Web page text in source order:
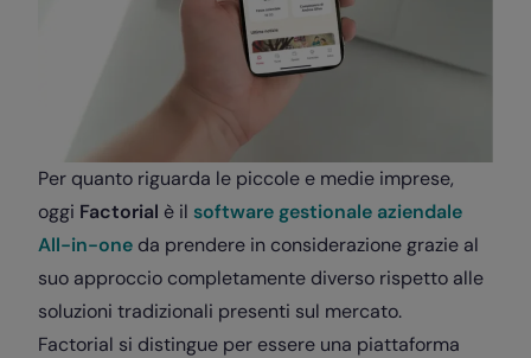
Per quanto riguarda le piccole e medie imprese,
oggi Factorial è il software gestionale aziendale
All-in-one da prendere in considerazione grazie al
suo approccio completamente diverso rispetto alle
soluzioni tradizionali presenti sul mercato.
Factorial si distingue per essere una piattaforma